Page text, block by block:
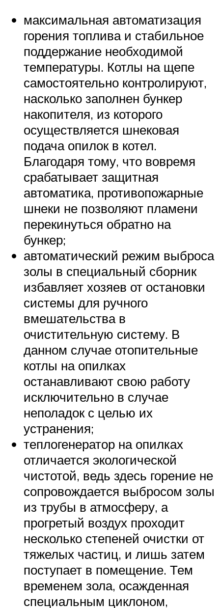
максимальная автоматизация
горения топлива и стабильное
поддержание необходимой
температуры. Котлы на щепе
самостоятельно контролируют,
насколько заполнен бункер
накопителя, из которого
осуществляется шнековая
подача опилок в котел.
Благодаря тому, что вовремя
срабатывает защитная
автоматика, противопожарные
шнеки не позволяют пламени
перекинуться обратно на
бункер;
автоматический режим выброса
золы в специальный сборник
избавляет хозяев от остановки
системы для ручного
вмешательства в
очистительную систему. В
данном случае отопительные
котлы на опилках
останавливают свою работу
исключительно в случае
неполадок с целью их
устранения;
теплогенератор на опилках
отличается экологической
чистотой, ведь здесь горение не
сопровождается выбросом золы
из трубы в атмосферу, а
прогретый воздух проходит
несколько степеней очистки от
тяжелых частиц, и лишь затем
поступает в помещение. Тем
временем зола, осажденная
специальным циклоном,